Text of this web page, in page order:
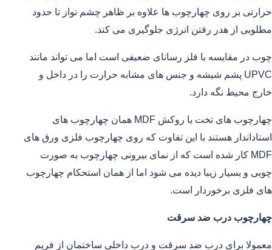
حرارتی بر روی چهارچوب ها علاوه بر ظاهر چشم نواز تا حدود
مطلوبی از هدر رفتن انرژی جلوگیری می کند.
چوب در مقایسه با فلز رسانای ضعیفی است اما می تواند مانند
UPVC پشم شیشه و جنس های مشابه حرارت را در داخل و
خارج محیط نگه دارد.
چهارچوب های تخت با روکش MDF همان چهارچوب های
استاداندار هستند با این تفاوت که روی چهارچوب فلزی ورق های
MDF کار شده است که از نمای بیرونی چهارچوب به صورت
چوبی و بسیار زیبا دیده می شود اما از همان استحکام چهارچوب
های فلزی برخوردار است.
چهارچوب درب ضد سرقت
معمولا برای درب ضد سرقت و درب داخلی ساختمان از فریم